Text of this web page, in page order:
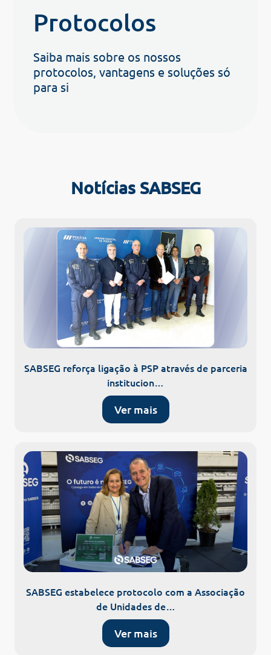
Protocolos
Saiba mais sobre os nossos
protocolos, vantagens e soluções só
para si
Notícias SABSEG
SABSEG reforça ligação à PSP através de parceria
institucion…
Ver mais
SABSEG estabelece protocolo com a Associação
de Unidades de…
Ver mais